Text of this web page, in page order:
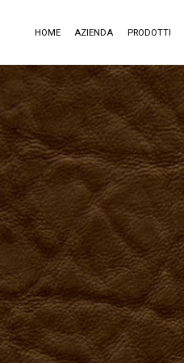
HOME AZIENDA PRODOTTI